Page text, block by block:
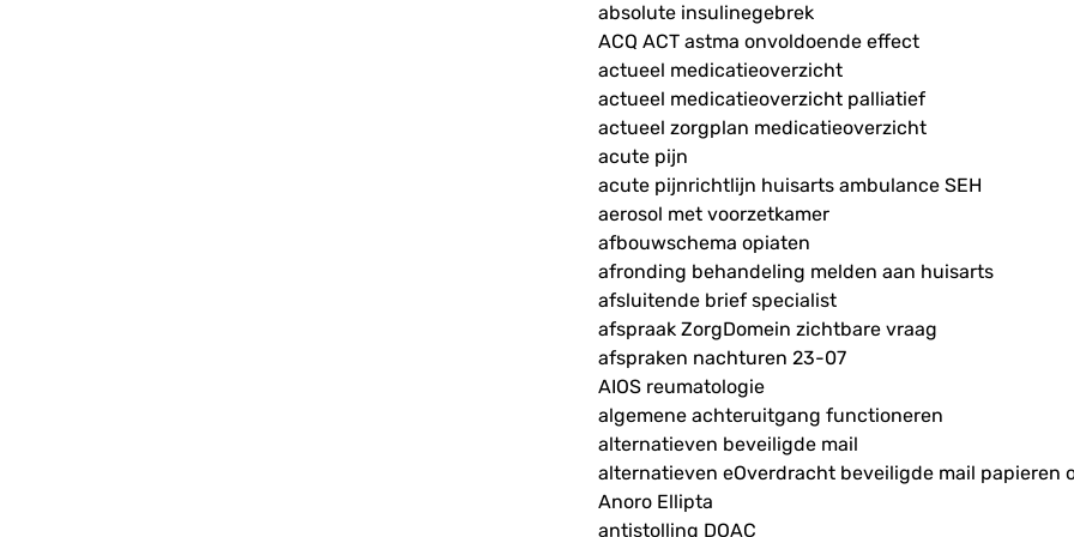
absolute insulinegebrek
ACQ ACT astma onvoldoende effect
actueel medicatieoverzicht
actueel medicatieoverzicht palliatief
actueel zorgplan medicatieoverzicht
acute pijn
acute pijnrichtlijn huisarts ambulance SEH
aerosol met voorzetkamer
afbouwschema opiaten
afronding behandeling melden aan huisarts
afsluitende brief specialist
afspraak ZorgDomein zichtbare vraag
afspraken nachturen 23-07
AIOS reumatologie
algemene achteruitgang functioneren
alternatieven beveiligde mail
alternatieven eOverdracht beveiligde mail papieren
Anoro Ellipta
antistolling DOAC